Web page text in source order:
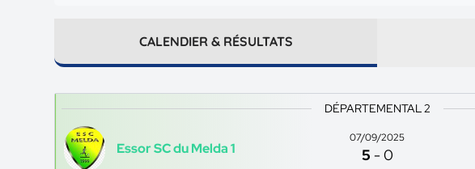
CALENDIER & RÉSULTATS
DÉPARTEMENTAL 2
Essor SC du Melda 1
07/09/2025
5 -0